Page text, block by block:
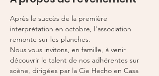
Après le succès de la première
interprétation en octobre, l'association
remonte sur les planches.
Nous vous invitons, en famille, à venir
découvrir le talent de nos adhérentes sur
scène, dirigées par la Cie Hecho en Casa